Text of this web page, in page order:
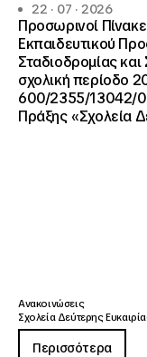
22 · 07 · 2026
Προσωρινοί
Εκπαιδευτικού
Σταδιοδρομίας
σχολική περίοδο
600/2355/13042/
Πράξης «Σχολεία
Ανακοινώσεις
Σχολεία Δεύτερης
Περισσότερα